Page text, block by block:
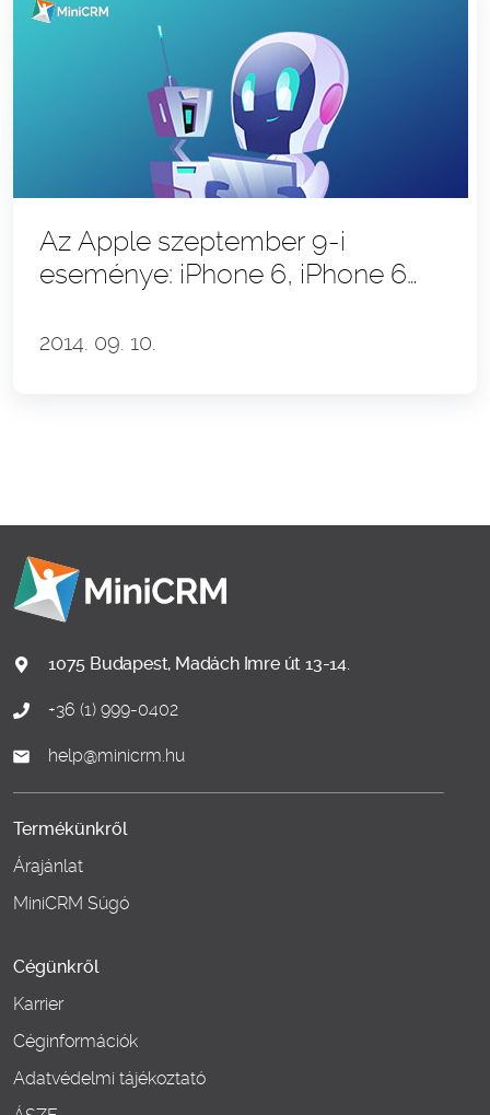
Az Apple szeptember 9-i
eseménye: iPhone 6, iPhone 6
iOS8
2014. 09. 10.
1075 Budapest, Madách Imre út 13-14.
+36 (1) 999-0402
help@minicrm.hu
Termékünkről
Árajánlat
MiniCRM Súgó
Cégünkről
Karrier
Céginformációk
Adatvédelmi tájékoztató